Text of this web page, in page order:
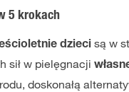
5 krokach
dzieci są w
sił w pielęgnacji
doskonałą